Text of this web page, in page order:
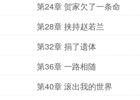
第24章 贺家欠了一条命
第28章 挟持赵若兰
第32章 捐了遗体
第36章 一路相随
第40章 滚出我的世界